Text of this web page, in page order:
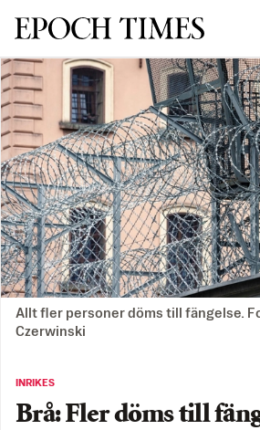
Svenska Epoch Times
Allt fler personer döms till fängelse.
Czerwinski
INRIKES
Brå: Fler döms till